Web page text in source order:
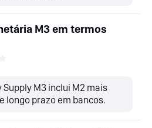
M3 em termos
Supply M3 inclui M2 mais
longo prazo em bancos.